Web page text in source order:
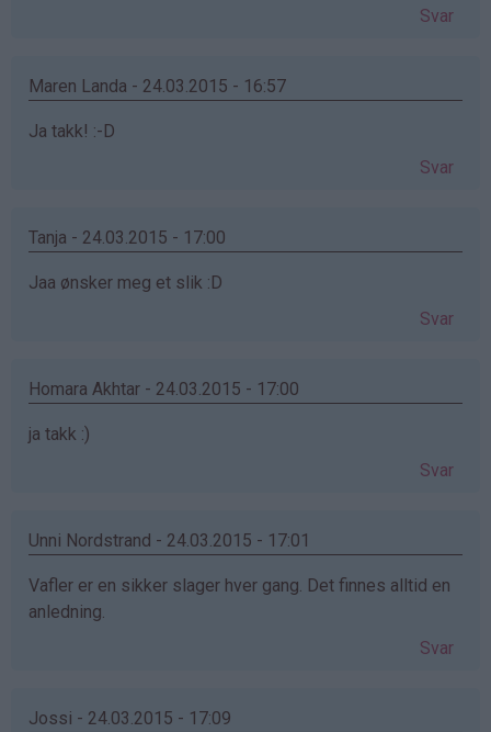
Svar
Maren Landa - 24.03.2015 - 16:57
Ja takk! :-D
Svar
Tanja - 24.03.2015 - 17:00
Jaa ønsker meg et slik :D
Svar
Homara Akhtar - 24.03.2015 - 17:00
ja takk :)
Svar
Unni Nordstrand - 24.03.2015 - 17:01
Vafler er en sikker slager hver gang. Det finnes alltid en
anledning.
Svar
Jossi - 24.03.2015 - 17:09